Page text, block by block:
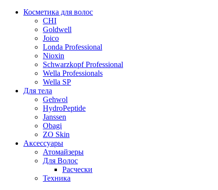
Косметика для волос
CHI
Goldwell
Joico
Londa Professional
Nioxin
Schwarzkopf Professional
Wella Professionals
Wella SP
Для тела
Gehwol
HydroPeptide
Janssen
Obagi
ZO Skin
Aксессуары
Атомайзеры
Для Волос
Расчески
Техника